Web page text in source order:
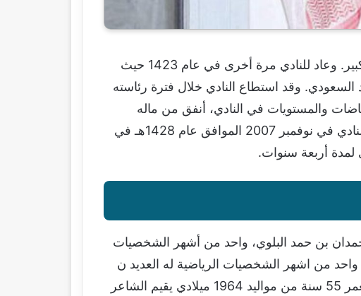
وفي عام 1416 ابتعد منصور الشادي عن العمل في نادي الاتحاد، ولكنه ظل يدعم النادي بشكل كبير. وعاد للنادي مرة أخرى في عام 1423 حيث
وقد استطاع النادي خلال فترة رئاسته
والبطولات تجاوزت 2000 بطولة على كافة الرياضات والمستويات في النادي، أنفق من ماله
الخاص على النادي دعماً يصل قرابة نصف مليار ريال سعودي قبل أن يستقيل فجأة عن رئاسة النادي في نوفمبر 2007 الموافق عام 1428هـ في
لمدة أربعة سنوات.
بن حمد البلوي، واحد من أشهر الشخصيات
من اشهر الشخصيات الرياضية له العديد ن
الانجازات الاعلامية في مجال الرياضة السعودية و بالتحديد مع نادي الاتحاد السعودي، يبلغ من العمر 55 سنة من مواليد 1964 ميلادي يقيم الشاعر